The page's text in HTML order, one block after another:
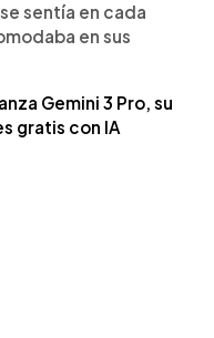
sentía en cada
en sus
Gemini 3 Pro, su
gratis con IA